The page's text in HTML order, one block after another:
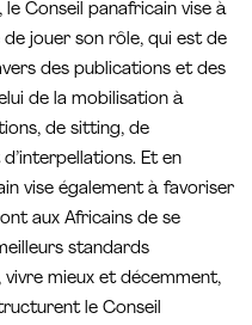
Conseil panafricain vise à
jouer son rôle, qui est de
des publications et des
de la mobilisation à
de sitting, de
Et en
vise également à favoriser
aux Africains de se
standards
mieux et décemment,
le Conseil